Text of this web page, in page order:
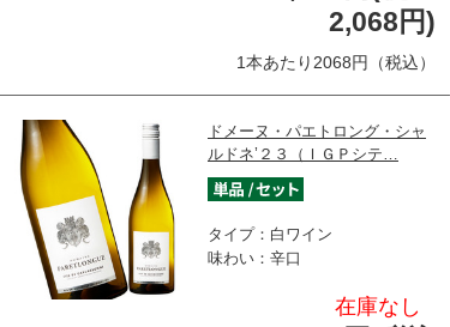
2,068円)
1本あたり2068円（税込）
ドメーヌ・パエトロング・シャ
ルドネ’２３（ＩＧＰシテ…
タイプ：白ワイン
味わい：辛口
在庫なし